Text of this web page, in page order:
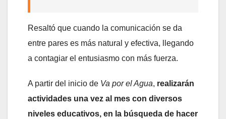
Resaltó que cuando la comunicación se da
entre pares es más natural y efectiva, llegando
a contagiar el entusiasmo con más fuerza.
A partir del inicio de Va por el Agua, realizarán
actividades una vez al mes con diversos
niveles educativos, en la búsqueda de hacer